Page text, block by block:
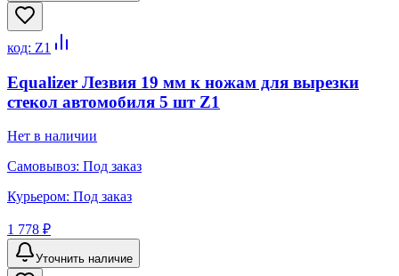
код: Z1
Equalizer Лезвия 19 мм к ножам для вырезки
стекол автомобиля 5 шт Z1
Нет в наличии
Самовывоз: Под заказ
Курьером: Под заказ
1 778 ₽
Уточнить наличие